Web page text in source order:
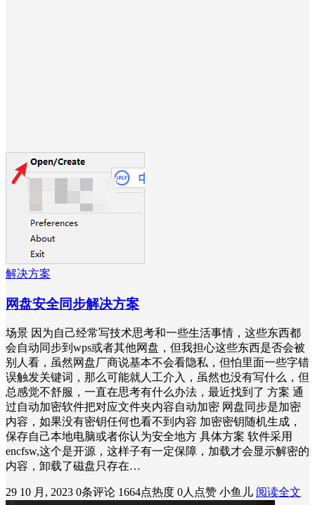
解决方案
网盘安全同步解决方案
场景 因为自己经常写技术思考和一些生活事情，这些东西都
会自动同步到wps或者其他网盘，但我担心这些东西是否会被
别人看，虽然网盘厂商说基本不会看隐私，但怕里面一些字错
误触发关键词，那么可能就人工介入，虽然也没有写什么，但
总感觉不舒服，一直在思考有什么办法，最近找到了 方案 通
过自动加密软件把对应文件夹内容自动加密 网盘同步是加密
内容，如果没有密钥任何也看不到内容 加密密钥随机生成，
保存自己本地电脑或者你认为安全地方 具体方案 软件采用
encfsw,这个是开源，这样子有一定保障，加载才会显示解密的
内容，卸载了磁盘只存在…
29 10 月, 2023 0条评论 1664点热度 0人点赞 小鱼儿 阅读全文